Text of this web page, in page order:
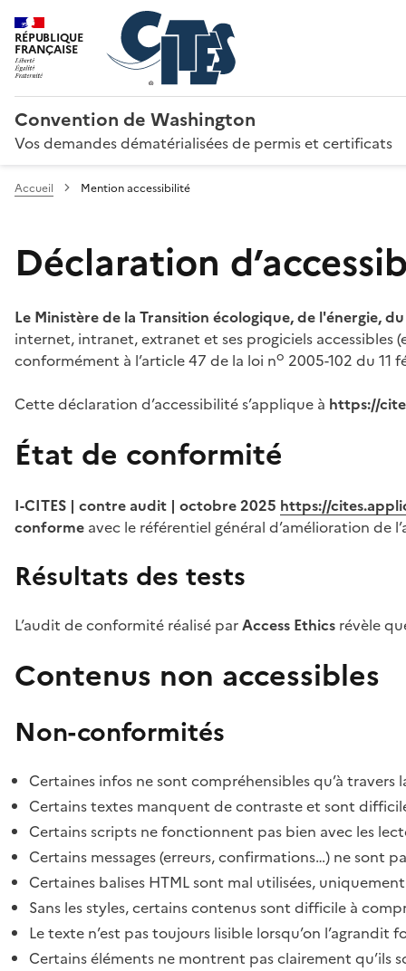
RÉPUBLIQUE
FRANÇAISE
Convention de Washington
Vos demandes dématérialisées de permis et certificats
Accueil Mention accessibilité
Déclaration
Le Ministère de la Transition écologique, de l'énergie,
internet, intranet, extranet et ses progiciels
conformément à l’article 47 de la loi no 2005-102 du 11
Cette déclaration d’accessibilité s’applique à https://
État de conformité
I-CITES | contre audit | octobre 2025 https://
conforme avec le référentiel général d’amélioration de
Résultats des tests
L’audit de conformité réalisé parAccess Ethics révèle
Contenus non accessibles
Non-conformités
Certaines infos ne sont compréhensibles qu’à travers
Certains textes manquent de contraste et sont
Certains scripts ne fonctionnent pas bien avec les
Certains messages (erreurs, confirmations…) ne sont
Certaines balises HTML sont mal utilisées,
Sans les styles, certains contenus sont difficile à
Le texte n’est pas toujours lisible lorsqu’on l’agrandit
Certains éléments ne montrent pas clairement qu’ils